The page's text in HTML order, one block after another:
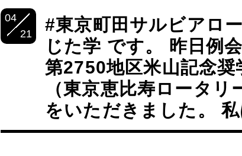
04
21
#東京町田サルビアロ
じた学 です。 昨日例
第2750地区米山記念
（東京恵比寿ロータ
をいただきました。 私